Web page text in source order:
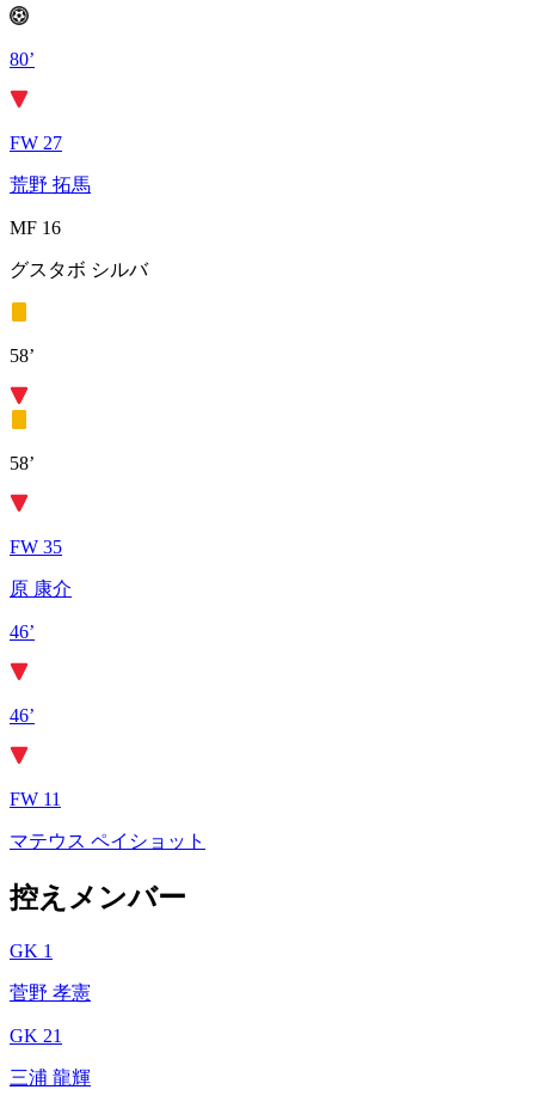
80’
FW 27
荒野 拓馬
MF 16
グスタボ シルバ
58’
58’
FW 35
原 康介
46’
46’
FW 11
マテウス ペイショット
控えメンバー
GK 1
菅野 孝憲
GK 21
三浦 龍輝